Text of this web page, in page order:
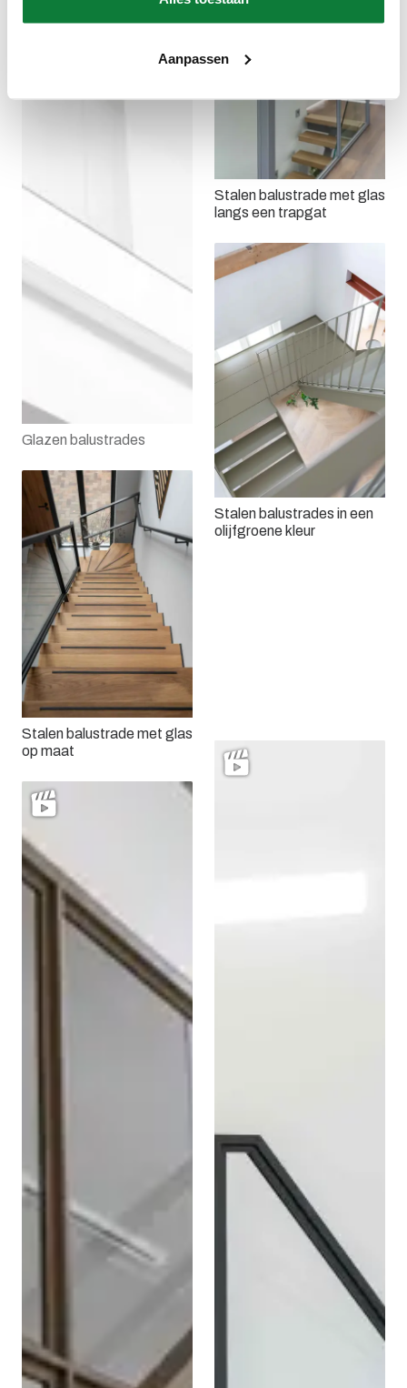
Aanpassen
Glazen balustrades
Stalen balustrade met glas
op maat
Stalen balustrade met glas
langs een trapgat
Stalen balustrades in een
olijfgroene kleur